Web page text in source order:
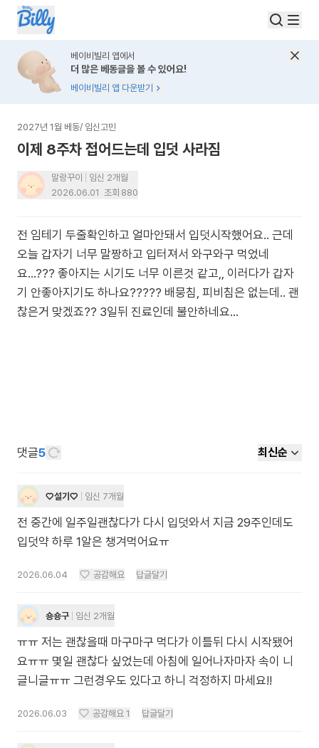
베이비빌리 앱에서
더 많은 베동글을 볼 수 있어요!
베이비빌리 앱 다운받기
2027년 1월 베동/ 임신고민
이제 8주차 접어드는데 입덧 사라짐
말랑꾸이
임신 2개월
2026.06.01 조회 880
전 임테기 두줄확인하고 얼마안돼서 입덧시작했어요.. 근데
오늘 갑자기 너무 말짱하고 입터져서 와구와구 먹었네
요...??? 좋아지는 시기도 너무 이른것 같고,, 이러다가 갑자
기 안좋아지기도 하나요????? 배뭉침, 피비침은 없는데.. 괜
찮은거 맞겠죠?? 3일뒤 진료인데 불안하네요...
댓글5 최신순
♡설기♡ 임신 7개월
전 중간에 일주일괜찮다가 다시 입덧와서 지금 29주인데도
입덧약 하루 1알은 챙겨먹어요ㅠ
2026.06.04 공감해요 답글달기
숑숑구 임신 2개월
ㅠㅠ 저는 괜찮을때 마구마구 먹다가 이틀뒤 다시 시작됐어
요ㅠㅠ 몇일 괜찮다 싶었는데 아침에 일어나자마자 속이 니
글니글ㅠㅠ 그런경우도 있다고 하니 걱정하지 마세요!!
2026.06.03 공감해요 1 답글달기